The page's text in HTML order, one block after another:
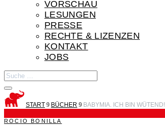
VORSCHAU
LESUNGEN
PRESSE
RECHTE & LIZENZEN
KONTAKT
JOBS
START 9 BÜCHER 9 BABYMIA. ICH BIN WÜTEND!
ROCIO BONILLA